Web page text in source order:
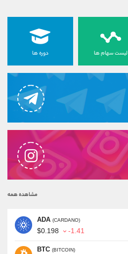
لیست سهام ها دوره ها
مشاهده همه
ADA (CARDANO)
$0.198 -1.41
BTC (BITCOIN)